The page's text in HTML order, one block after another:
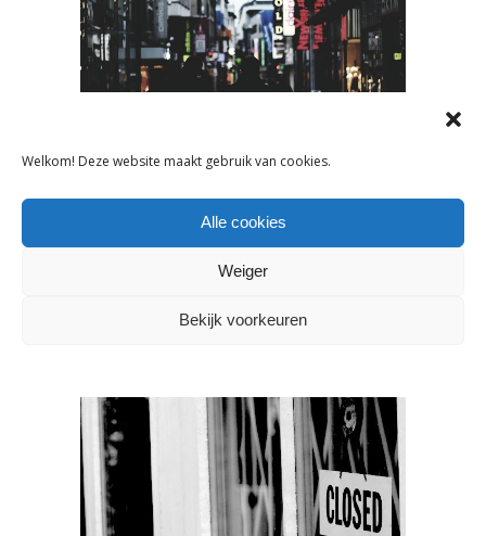
Welkom! Deze website maakt gebruik van cookies.
Alle cookies
Weiger
Bekijk voorkeuren
NIEUWS,ONDERNEMEN
DIT ZIJN DE 4 BELANGRIJKSTE
VRAAGSTUKKEN VOOR DE
DETAILHANDEL IN 2022